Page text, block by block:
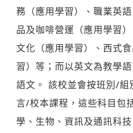
務（應用學習）、職業英
品及咖啡營運（應用學習
文化（應用學習）、西式
習）等；而以英文為教學
語文。 該校並會按班別/組
言/校本課程，這些科目包
學、生物、資訊及通訊科